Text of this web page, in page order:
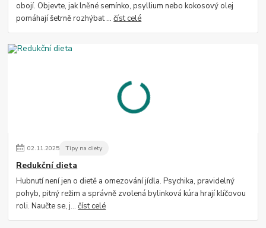
obojí. Objevte, jak lněné semínko, psyllium nebo kokosový olej
pomáhají šetrně rozhýbat ...číst celé
02.11.2025 Tipy na diety
Redukční dieta
Hubnutí není jen o dietě a omezování jídla. Psychika, pravidelný
pohyb, pitný režim a správně zvolená bylinková kúra hrají klíčovou
roli. Naučte se, j...číst celé